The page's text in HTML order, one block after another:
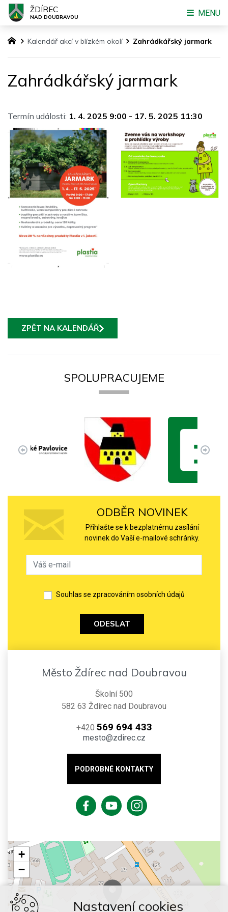
Kalendář akcí v blízkém okolí Zahrádkářský jarmark
Zahrádkářský jarmark
Termín události: 1. 4. 2025 9:00 - 17. 5. 2025 11:30
ZPĚT NA KALENDÁŘ
SPOLUPRACUJEME
ODBĚR NOVINEK
Přihlašte se k bezplatnému zasílání
novinek do Vaší e-mailové schránky.
Souhlas se zpracováním osobních údajů
ODESLAT
Město Ždírec nad Doubravou
Školní 500
582 63 Ždírec nad Doubravou
+420 569 694 433
mesto@zdirec.cz
PODROBNÉ KONTAKTY
+
−
ŽDÍREC
NAD DOUBRAVOU MENU
Nastavení cookies